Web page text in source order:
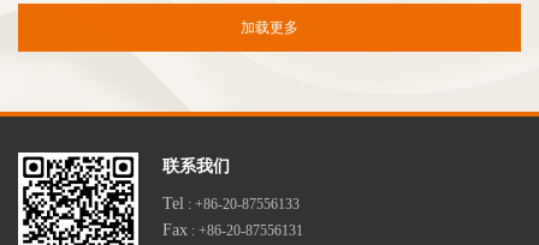
加载更多
联系我们
Tel : +86-20-87556133
Fax : +86-20-87556131